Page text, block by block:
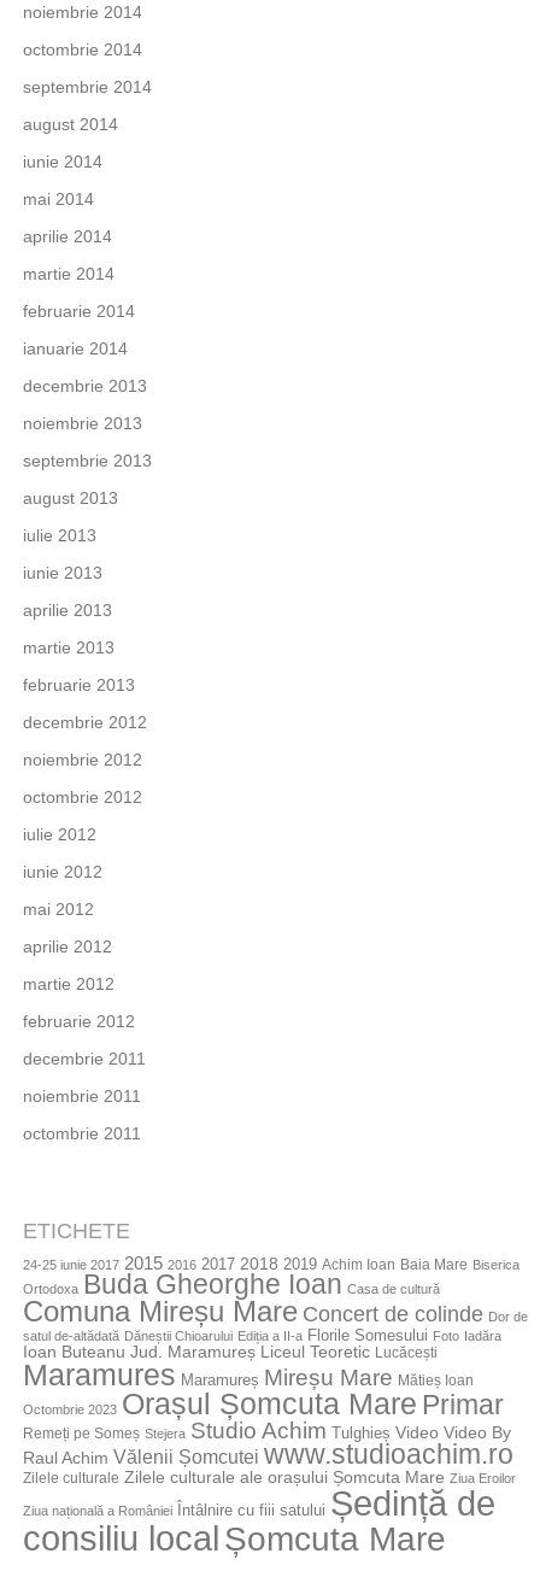
noiembrie 2014
octombrie 2014
septembrie 2014
august 2014
iunie 2014
mai 2014
aprilie 2014
martie 2014
februarie 2014
ianuarie 2014
decembrie 2013
noiembrie 2013
septembrie 2013
august 2013
iulie 2013
iunie 2013
aprilie 2013
martie 2013
februarie 2013
decembrie 2012
noiembrie 2012
octombrie 2012
iulie 2012
iunie 2012
mai 2012
aprilie 2012
martie 2012
februarie 2012
decembrie 2011
noiembrie 2011
octombrie 2011
ETICHETE
24-25 iunie 2017 2015 2016 2017 2018 2019 Achim Ioan Baia Mare Biserica
Ortodoxa Buda Gheorghe Ioan Casa de cultură
Comuna Mireșu Mare Concert de colinde Dor de
satul de-altădată Dăneștii Chioarului Ediția a II-a Florile Somesului Foto Iadăra
Ioan Buteanu Jud. Maramureș Liceul Teoretic Lucăcești
Maramures Maramureș Mireșu Mare Mătieș Ioan
Octombrie 2023 Orașul Șomcuta Mare Primar
Remeți pe Someș Stejera Studio Achim Tulghieș Video Video By
Raul Achim Vălenii Șomcutei www.studioachim.ro
Zilele culturale Zilele culturale ale orașului Șomcuta Mare Ziua Eroilor
Ziua națională a României Întâlnire cu fiii satului Ședință de
consiliu localȘomcuta Mare